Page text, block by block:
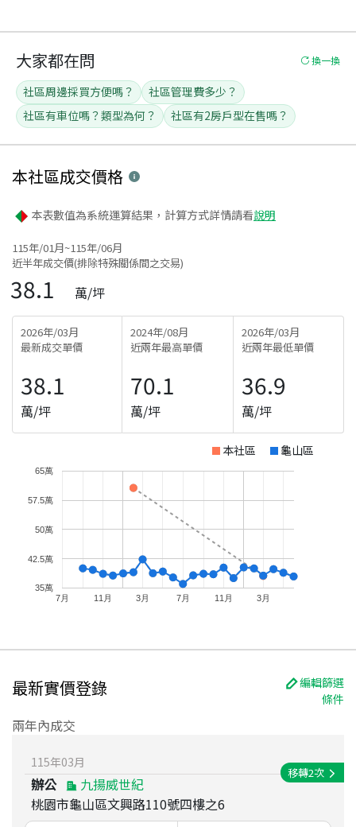
大家都在問 換一換
社區周邊採買方便嗎？
社區管理費多少？
社區有車位嗎？類型為何？
社區有2房戶型在售嗎？
本社區成交價格
本表數值為系統運算結果，計算方式詳情請看說明
115年/01月~115年/06月
近半年成交價(排除特殊關係間之交易)
38.1 萬/坪
2026年/03月
最新成交單價
38.1
萬/坪
2024年/08月
近兩年最高單價
70.1
萬/坪
2026年/03月
近兩年最低單價
36.9
萬/坪
本社區 龜山區
7月 11月 3月 7月 11月 3月
35萬
42.5萬
50萬
57.5萬
65萬
最新實價登錄
編輯篩選
條件
兩年內成交
115年03月
辦公
九揚威世紀
桃園市龜山區文興路110號四樓之6
移轉2次